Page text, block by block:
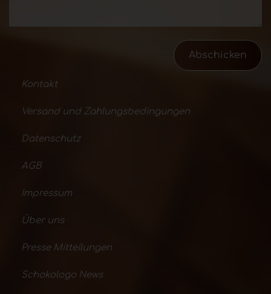
Abschicken
Kontakt
Versand und Zahlungsbedingungen
Datenschutz
AGB
Impressum
Über uns
Presse Mitteilungen
Schokologo News